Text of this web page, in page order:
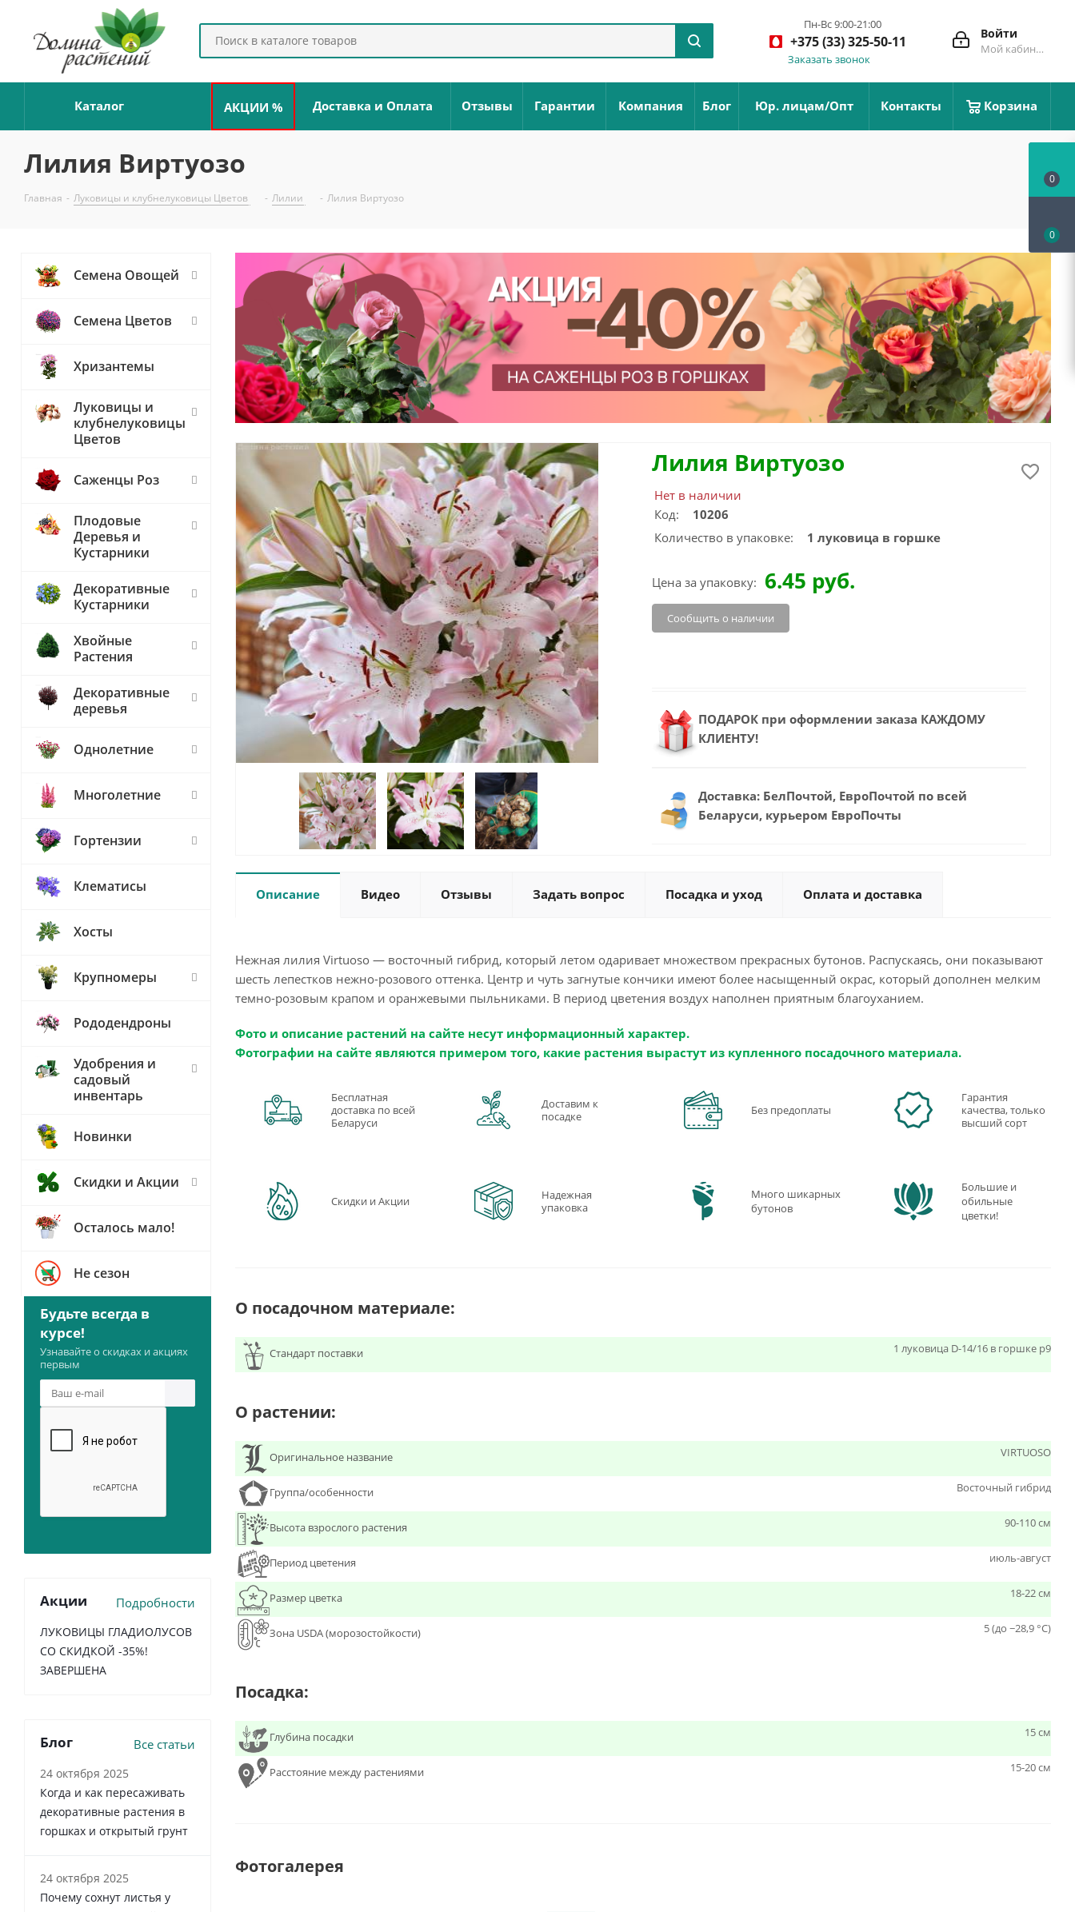
Войти
Мой кабинет
Пн-Вс 9:00-21:00
+375 (33) 325-50-11
Заказать звонок
Каталог АКЦИИ % Доставка и Оплата Отзывы Гарантии Компания Блог Юр. лицам/Опт Контакты Корзина
Лилия Виртуозо
Главная - Луковицы и клубнелуковицы Цветов - Лилии - Лилия Виртуозо
Лилия Виртуозо
Нет в наличии
Код:
10206
Количество в упаковке:
1 луковица в горшке
Цена за упаковку: 6.45 руб.
Сообщить о наличии
ПОДАРОК при оформлении заказа КАЖДОМУ
КЛИЕНТУ!
Доставка: БелПочтой, ЕвроПочтой по всей
Беларуси, курьером ЕвроПочты
Описание Видео Отзывы Задать вопрос Посадка и уход Оплата и доставка
Нежная лилия Virtuoso — восточный гибрид, который летом одаривает множеством прекрасных бутонов. Распускаясь, они показывают
шесть лепестков нежно-розового оттенка. Центр и чуть загнутые кончики имеют более насыщенный окрас, который дополнен мелким
темно-розовым крапом и оранжевыми пыльниками. В период цветения воздух наполнен приятным благоуханием.
Фото и описание растений на сайте несут информационный характер.
Фотографии на сайте являются примером того, какие растения вырастут из купленного посадочного материала.
Бесплатная
доставка по всей
Беларуси
Доставим к
посадке
Без предоплаты
Гарантия
качества, только
высший сорт
Скидки и Акции
Надежная
упаковка
Много шикарных
бутонов
Большие и
обильные
цветки!
О посадочном материале:
Стандарт поставки 1 луковица D-14/16 в горшке p9
О растении:
Оригинальное название VIRTUOSO
Группа/особенности Восточный гибрид
Высота взрослого растения 90-110 см
Период цветения июль-август
Размер цветка 18-22 см
Зона USDA (морозостойкости) 5 (до −28,9 °C)
Посадка:
Глубина посадки 15 см
Расстояние между растениями 15-20 см
Фотогалерея
Семена Овощей
Семена Цветов
Хризантемы
Луковицы и
клубнелуковицы
Цветов
Саженцы Роз
Плодовые
Деревья и
Кустарники
Декоративные
Кустарники
Хвойные
Растения
Декоративные
деревья
Однолетние
Многолетние
Гортензии
Клематисы
Хосты
Крупномеры
Рододендроны
Удобрения и
садовый
инвентарь
Новинки
Скидки и Акции
Осталось мало!
Не сезон
Будьте всегда в
курсе!
Узнавайте о скидках и акциях
первым
Акции Подробности
ЛУКОВИЦЫ ГЛАДИОЛУСОВ
СО СКИДКОЙ -35%!
ЗАВЕРШЕНА
Блог Все статьи
24 октября 2025
Когда и как пересаживать
декоративные растения в
горшках и открытый грунт
24 октября 2025
Почему сохнут листья у
0
0